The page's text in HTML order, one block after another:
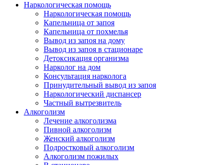
Наркологическая помощь
Наркологическая помощь
Капельница от запоя
Капельница от похмелья
Вывод из запоя на дому
Вывод из запоя в стационаре
Детоксикация организма
Нарколог на дом
Консультация нарколога
Принудительный вывод из запоя
Наркологический диспансер
Частный вытрезвитель
Алкоголизм
Лечение алкоголизма
Пивной алкоголизм
Женский алкоголизм
Подростковый алкоголизм
Алкоголизм пожилых